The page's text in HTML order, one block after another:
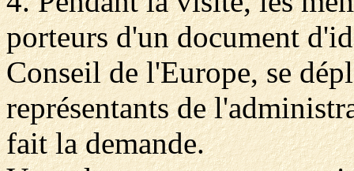
porteurs d'un document
Conseil de l'Europe, se
représentants de
fait la demande.